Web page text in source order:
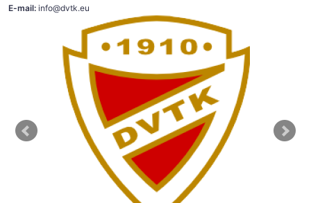
E-mail: info@dvtk.eu